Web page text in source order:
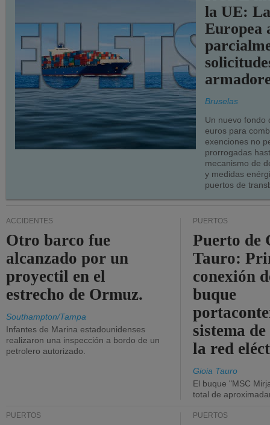
la UE:
Europea
Bruselas
Un nuevo fondo
euros para
exenciones no
prorrogadas
mecanismo de
y medidas
puertos de
ACCIDENTES
Otro barco fue
alcanzado por un
proyectil en el
estrecho de Ormuz.
Southampton/Tampa
Infantes de Marina estadounidenses
realizaron una inspección a bordo de un
petrolero autorizado.
PUERTOS
Puerto de
Tauro:
conexión
buque
sistema
la red
Gioia Tauro
El buque "MSC
total de
PUERTOS PUERTOS